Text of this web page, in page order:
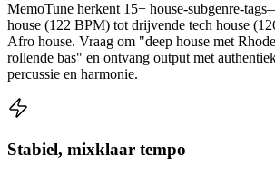
MemoTune herkent 15+ house-subgenre-
house (122 BPM) tot drijvende tech house
Afro house. Vraag om "deep house met
rollende bas" en ontvang output met
percussie en harmonie.
Stabiel, mixklaar tempo